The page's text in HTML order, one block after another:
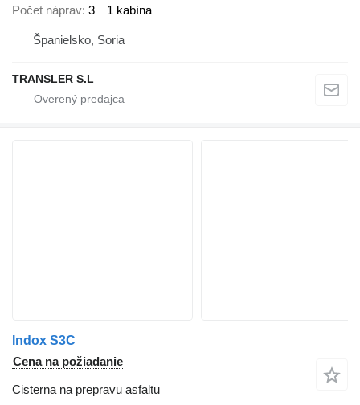
Počet náprav 3 1 kabína
Španielsko, Soria
TRANSLER S.L
Indox S3C
Cena na požiadanie
Cisterna na prepravu asfaltu